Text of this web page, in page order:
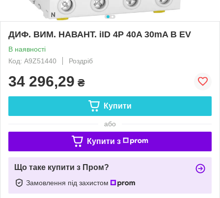
ДИФ. ВИМ. НАВАНТ. iID 4P 40A 30mA B EV
В наявності
Код: A9Z51440
Роздріб
34 296,29 ₴
Купити
або
Купити з
Що таке купити з Пром?
Замовлення під захистом